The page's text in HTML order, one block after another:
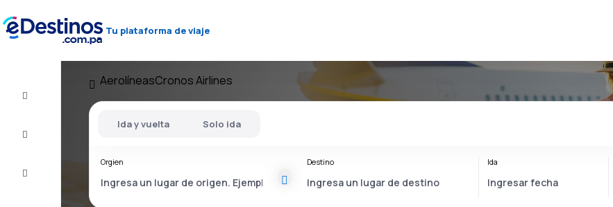
Tu plataforma de viaje
AerolíneasCronos Airlines
Ida y vuelta Solo ida
Orgien Destino Ida